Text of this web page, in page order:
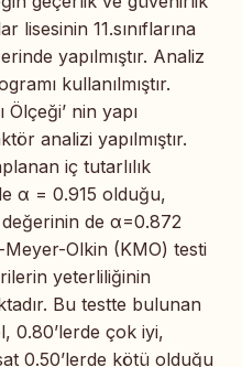
lisesinin 11.sınıflarına
yapılmıştır. Analiz
kullanılmıştır.
Ölçeği’ nin yapı
analizi yapılmıştır.
iç tutarlılık
α = 0.915 olduğu,
de α=0.872
Olkin (KMO) testi
yeterliliğinin
Bu testte bulunan
0.80’lerde çok iyi,
0.50’lerde kötü olduğu